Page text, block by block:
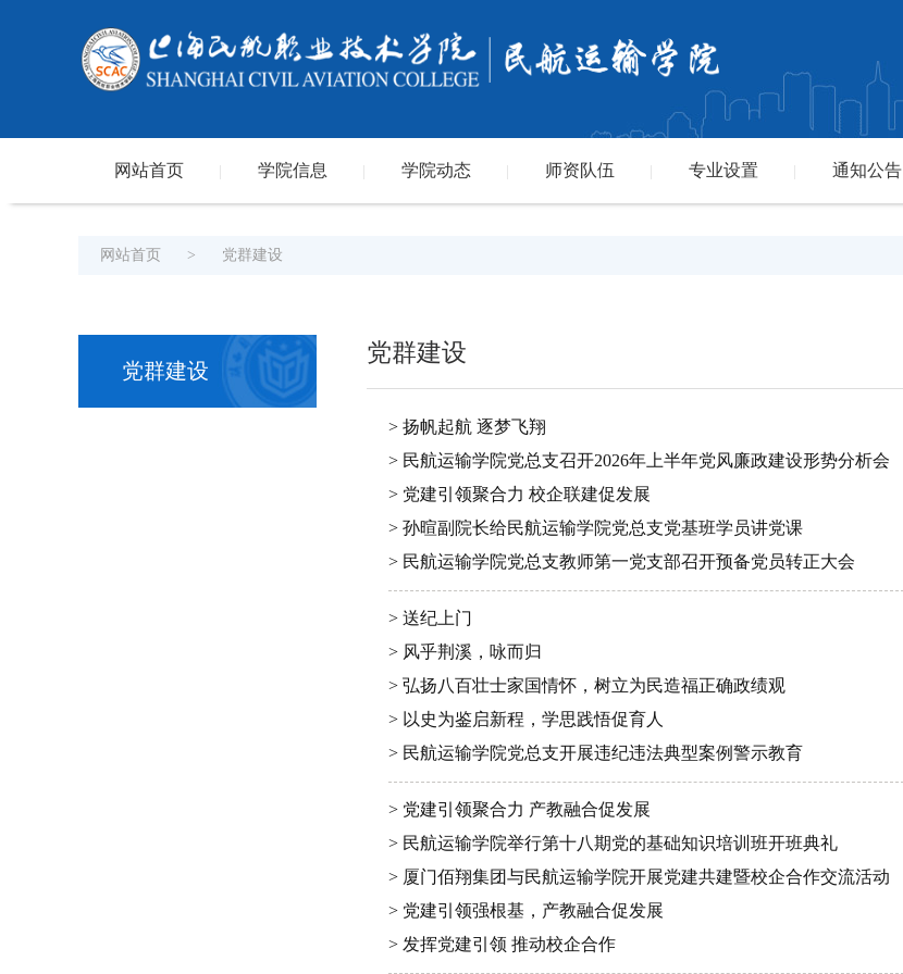
网站首页 学院信息 学院动态 师资队伍 专业设置 通知公告
网站首页 > 党群建设
党群建设
党群建设
> 扬帆起航 逐梦飞翔
> 民航运输学院党总支召开2026年上半年党风廉政建设形势分析会
> 党建引领聚合力 校企联建促发展
> 孙暄副院长给民航运输学院党总支党基班学员讲党课
> 民航运输学院党总支教师第一党支部召开预备党员转正大会
> 送纪上门
> 风乎荆溪，咏而归
> 弘扬八百壮士家国情怀，树立为民造福正确政绩观
> 以史为鉴启新程，学思践悟促育人
> 民航运输学院党总支开展违纪违法典型案例警示教育
> 党建引领聚合力 产教融合促发展
> 民航运输学院举行第十八期党的基础知识培训班开班典礼
> 厦门佰翔集团与民航运输学院开展党建共建暨校企合作交流活动
> 党建引领强根基，产教融合促发展
> 发挥党建引领 推动校企合作